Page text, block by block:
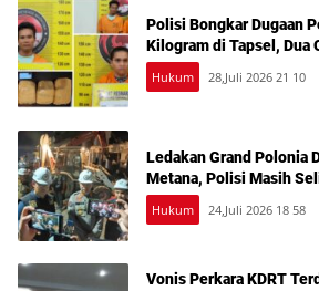
Polisi Bongkar Dugaan
Kilogram di Tapsel, Dua
Hukum 28,Juli 2026 21 10
Ledakan Grand Polonia
Metana, Polisi Masih
Hukum 24,Juli 2026 18 58
Vonis Perkara KDRT